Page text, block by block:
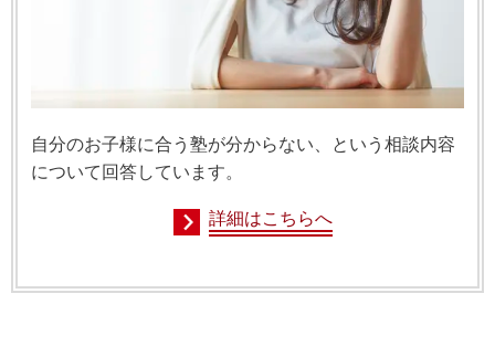
自分のお子様に合う塾が分からない、という相談内容
について回答しています。
詳細はこちらへ